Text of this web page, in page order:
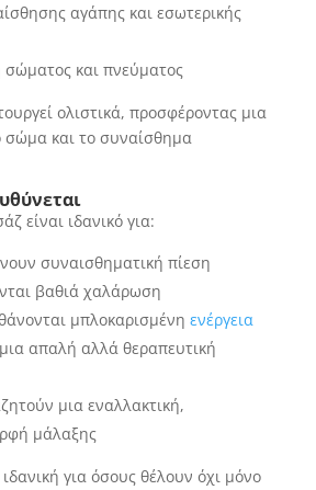
αγάπης και εσωτερικής
και πνεύματος
ολιστικά, προσφέροντας μια
σώμα και το συναίσθημα
είναι ιδανικό για:
συναισθηματική πίεση
βαθιά χαλάρωση
μπλοκαρισμένη ενέργεια
απαλή αλλά θεραπευτική
μια εναλλακτική,
μάλαξης
για όσους θέλουν όχι μόνο